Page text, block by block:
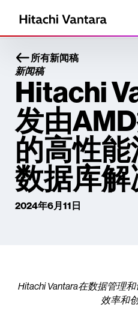
所有新闻稿
新闻稿
Hitachi
发由
的高性
数据库
2024年6月11日
Hitachi Vantara在数据管理
效率和